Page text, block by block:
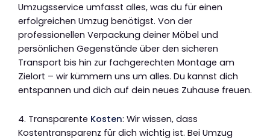
Umzugsservice umfasst alles, was du für einen
erfolgreichen Umzug benötigst. Von der
professionellen Verpackung deiner Möbel und
persönlichen Gegenstände über den sicheren
Transport bis hin zur fachgerechten Montage am
Zielort – wir kümmern uns um alles. Du kannst dich
entspannen und dich auf dein neues Zuhause freuen.
4. Transparente Kosten: Wir wissen, dass
Kostentransparenz für dich wichtig ist. Bei Umzug